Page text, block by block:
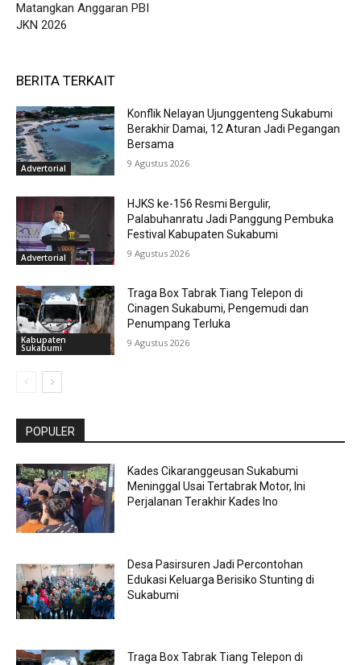
Matangkan Anggaran PBI
JKN 2026
BERITA TERKAIT
Advertorial
Konflik Nelayan Ujunggenteng Sukabumi
Berakhir Damai, 12 Aturan Jadi Pegangan
Bersama
9 Agustus 2026
Advertorial
HJKS ke-156 Resmi Bergulir,
Palabuhanratu Jadi Panggung Pembuka
Festival Kabupaten Sukabumi
9 Agustus 2026
Kabupaten
Sukabumi
Traga Box Tabrak Tiang Telepon di
Cinagen Sukabumi, Pengemudi dan
Penumpang Terluka
9 Agustus 2026
POPULER
Kades Cikaranggeusan Sukabumi
Meninggal Usai Tertabrak Motor, Ini
Perjalanan Terakhir Kades Ino
Desa Pasirsuren Jadi Percontohan
Edukasi Keluarga Berisiko Stunting di
Sukabumi
Traga Box Tabrak Tiang Telepon di